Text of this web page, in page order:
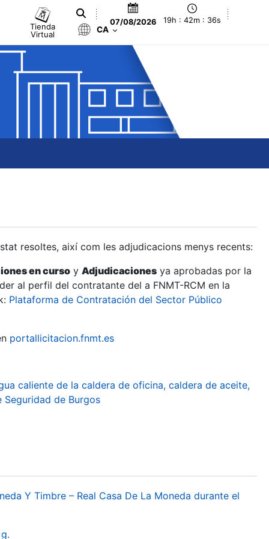
Tienda
Virtual
07/08/2026 19h : 42m : 37s
CA
resoltes, així com les adjudicacions menys recents:
en curso y Adjudicaciones ya aprobadas por la
al perfil del contratante del a FNMT-RCM en la
Plataforma de Contratación del Sector Público
portallicitacion.fnmt.es
caliente de la caldera de oficina, caldera de aceite,
de Burgos
Y Timbre – Real Casa De La Moneda durante el